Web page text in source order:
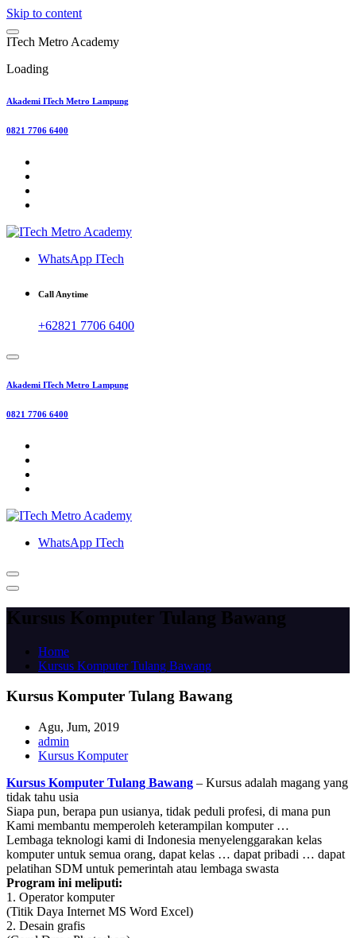
Skip to content
ITech Metro Academy
Loading
Akademi ITech Metro Lampung
0821 7706 6400
WhatsApp ITech
Call Anytime
+62821 7706 6400
Akademi ITech Metro Lampung
0821 7706 6400
WhatsApp ITech
Kursus Komputer Tulang Bawang
Home
Kursus Komputer Tulang Bawang
Kursus Komputer Tulang Bawang
Agu, Jum, 2019
admin
Kursus Komputer
Kursus Komputer Tulang Bawang – Kursus adalah magang yang
tidak tahu usia
Siapa pun, berapa pun usianya, tidak peduli profesi, di mana pun
Kami membantu memperoleh keterampilan komputer …
Lembaga teknologi kami di Indonesia menyelenggarakan kelas
komputer untuk semua orang, dapat kelas … dapat pribadi … dapat
pelatihan SDM untuk pemerintah atau lembaga swasta
Program ini meliputi:
1. Operator komputer
(Titik Daya Internet MS Word Excel)
2. Desain grafis